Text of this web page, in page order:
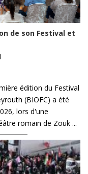
de son Festival et
édition du Festival
(BIOFC) a été
lors d'une
romain de Zouk ...